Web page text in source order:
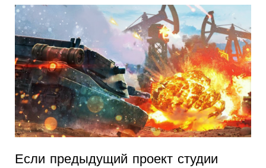
Если предыдущий проект студии